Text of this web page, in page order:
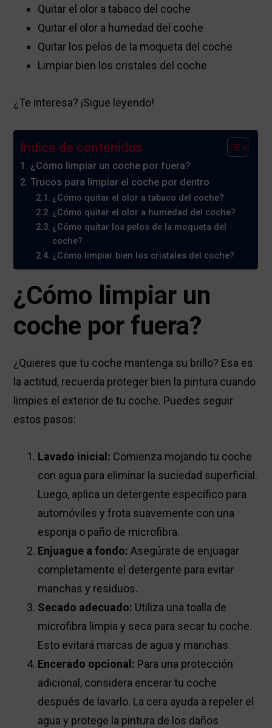
Quitar el olor a tabaco del coche
Quitar el olor a humedad del coche
Quitar los pelos de la moqueta del coche
Limpiar bien los cristales del coche
¿Te interesa? ¡Sigue leyendo!
Índice de contenidos
¿Cómo limpiar un coche por fuera?
Trucos para limpiar el coche por dentro
¿Cómo quitar el olor a tabaco del coche?
¿Cómo quitar el olor a humedad del coche?
¿Cómo quitar los pelos de la moqueta del
coche?
¿Cómo limpiar bien los cristales del coche?
¿Cómo limpiar un
coche por fuera?
¿Quieres que tu coche mantenga su brillo? Esa es
la actitud, recuerda proteger bien la pintura cuando
limpies el exterior de tu coche. Puedes seguir
estos pasos:
Lavado inicial: Comienza mojando tu coche
con agua para eliminar la suciedad superficial.
Luego, aplica un detergente específico para
automóviles y frota suavemente con una
esponja o paño de microfibra.
Enjuague a fondo: Asegúrate de enjuagar
completamente el detergente para evitar
manchas y residuos.
Secado adecuado: Utiliza una toalla de
microfibra limpia y seca para secar tu coche.
Esto evitará marcas de agua y manchas.
Encerado opcional: Para una protección
adicional, considera encerar tu coche
después de lavarlo. La cera ayuda a repeler el
agua y protege la pintura de los daños